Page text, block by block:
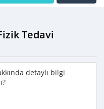
Tedavi
detaylı bilgi